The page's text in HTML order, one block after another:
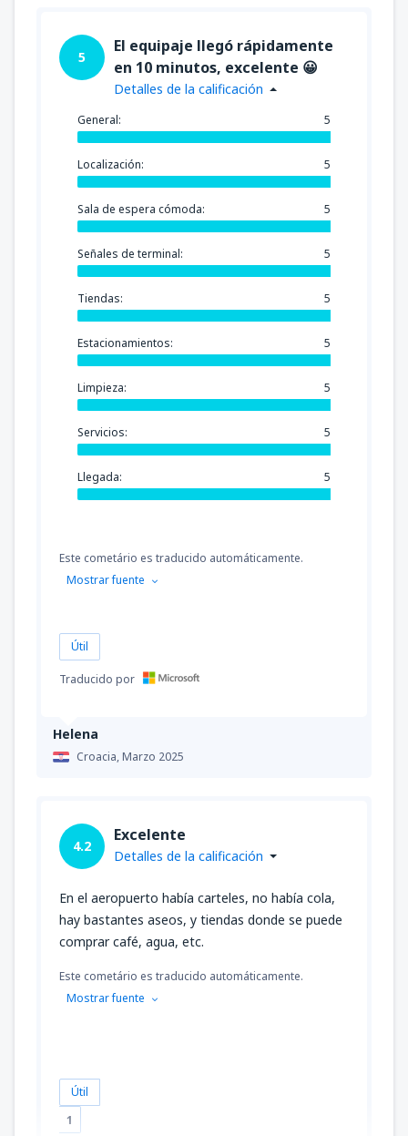
Helena
Croacia,Marzo 2025
5
El equipaje llegó rápidamente
en 10 minutos, excelente 😀
Detalles de la calificación
General: 5
Localización: 5
Sala de espera cómoda: 5
Señales de terminal: 5
Tiendas: 5
Estacionamientos: 5
Limpieza: 5
Servicios: 5
Llegada: 5
Este cometário es traducido automáticamente.
Mostrar fuente
Útil
Traducido por
4.2
Excelente
Detalles de la calificación
En el aeropuerto había carteles, no había cola,
hay bastantes aseos, y tiendas donde se puede
comprar café, agua, etc.
Este cometário es traducido automáticamente.
Mostrar fuente
Útil
1